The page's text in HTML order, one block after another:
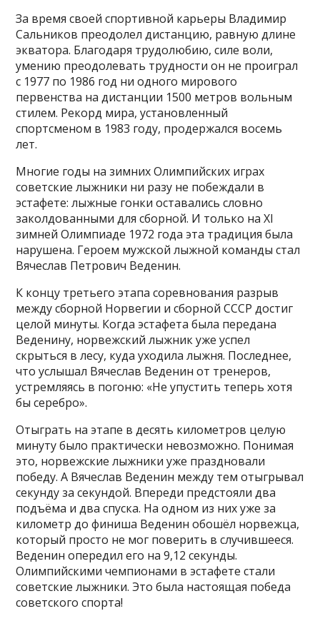
За время своей спортивной карьеры Владимир
Сальников преодолел дистанцию, равную длине
экватора. Благодаря трудолюбию, силе воли,
умению преодолевать трудности он не проиграл
с 1977 по 1986 год ни одного мирового
первенства на дистанции 1500 метров вольным
стилем. Рекорд мира, установленный
спортсменом в 1983 году, продержался восемь
лет.
Многие годы на зимних Олимпийских играх
советские лыжники ни разу не побеждали в
эстафете: лыжные гонки оставались словно
заколдованными для сборной. И только на XI
зимней Олимпиаде 1972 года эта традиция была
нарушена. Героем мужской лыжной команды стал
Вячеслав Петрович Веденин.
К концу третьего этапа соревнования разрыв
между сборной Норвегии и сборной СССР достиг
целой минуты. Когда эстафета была передана
Веденину, норвежский лыжник уже успел
скрыться в лесу, куда уходила лыжня. Последнее,
что услышал Вячеслав Веденин от тренеров,
устремляясь в погоню: «Не упустить теперь хотя
бы серебро».
Отыграть на этапе в десять километров целую
минуту было практически невозможно. Понимая
это, норвежские лыжники уже праздновали
победу. А Вячеслав Веденин между тем отыгрывал
секунду за секундой. Впереди предстояли два
подъёма и два спуска. На одном из них уже за
километр до финиша Веденин обошёл норвежца,
который просто не мог поверить в случившееся.
Веденин опередил его на 9,12 секунды.
Олимпийскими чемпионами в эстафете стали
советские лыжники. Это была настоящая победа
советского спорта!